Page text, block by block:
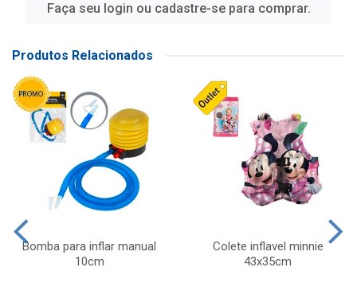
Faça seu login ou cadastre-se para comprar.
Produtos Relacionados
Bomba para inflar manual
10cm
Colete inflavel minnie
43x35cm